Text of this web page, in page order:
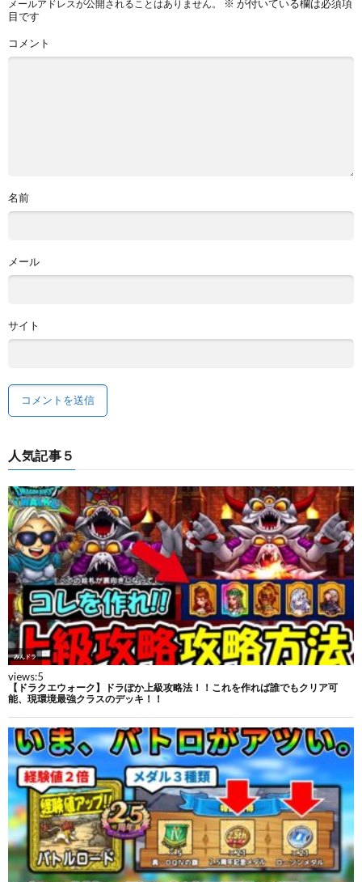
メールアドレスが公開されることはありません。 ※ が付いている欄は必須項
目です
コメント
名前
メール
サイト
人気記事５